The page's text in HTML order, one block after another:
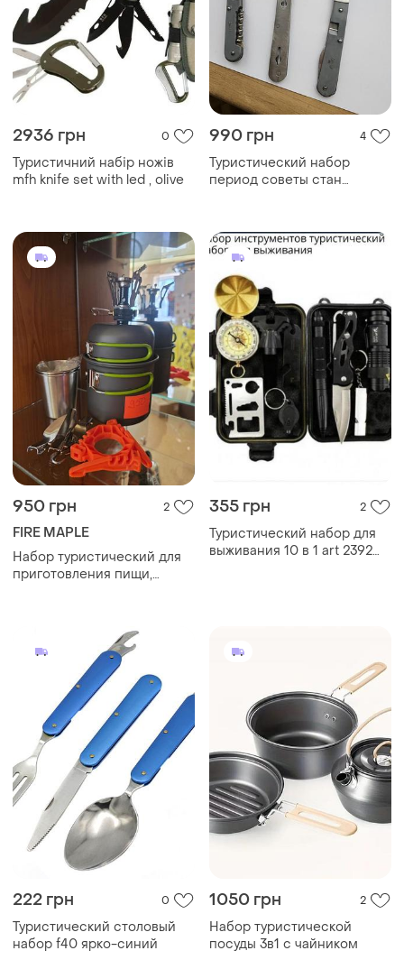
2936 грн 0
Туристичний набір ножів
mfh knife set with led , olive
990 грн 4
Туристический набор
период советы стан
950 грн 2
FIRE MAPLE
Набор туристический для
приготовления пищи,
355 грн 2
Туристический набор для
выживания 10 в 1 art 2392
222 грн 0
Туристический столовый
набор f40 ярко-синий
1050 грн 2
Набор туристической
посуды 3в1 с чайником